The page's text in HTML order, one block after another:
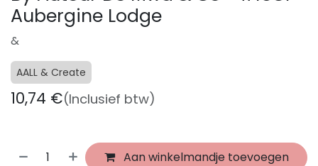
Aubergine Lodge
&
AALL & Create
10,74 €(Inclusief btw)
Aan winkelmandje toevoegen